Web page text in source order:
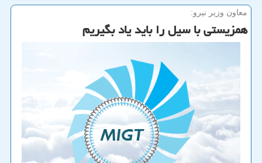
معاون وزیر نیرو:
همزیستی با سیل را باید یاد بگیریم